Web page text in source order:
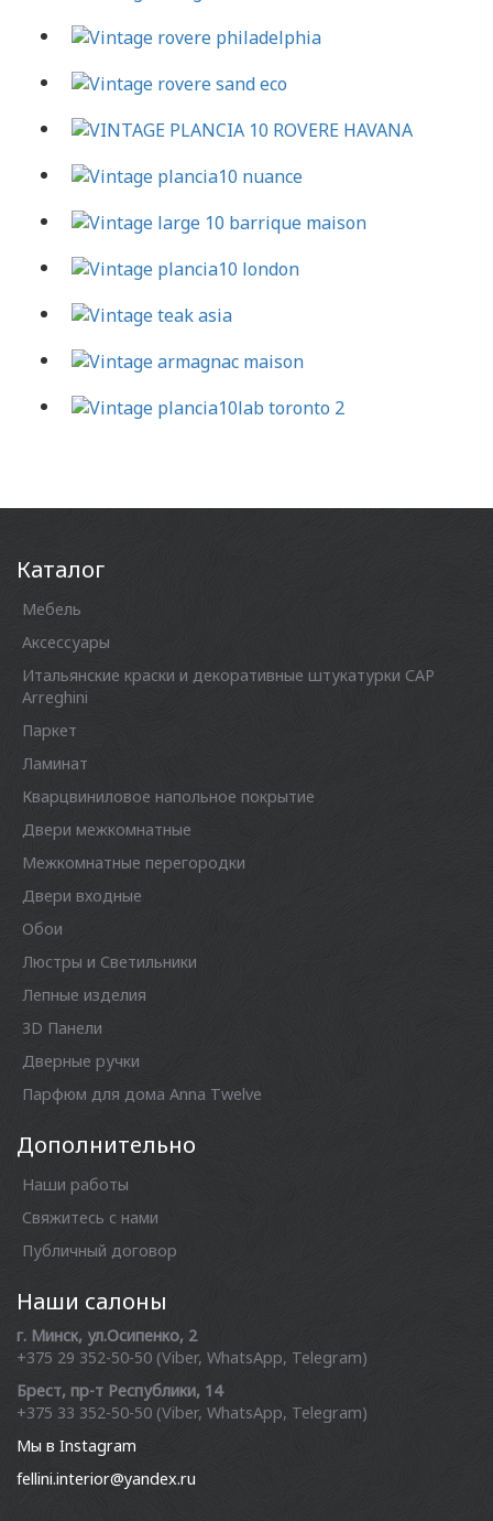
Каталог
Мебель
Аксессуары
Итальянские краски и декоративные штукатурки CAP
Arreghini
Паркет
Ламинат
Кварцвиниловое напольное покрытие
Двери межкомнатные
Межкомнатные перегородки
Двери входные
Обои
Люстры и Светильники
Лепные изделия
3D Панели
Дверные ручки
Парфюм для дома Anna Twelve
Дополнительно
Наши работы
Свяжитесь с нами
Публичный договор
Наши салоны
г. Минск, ул.Осипенко, 2
+375 29 352-50-50 (Viber, WhatsApp, Telegram)
Брест, пр-т Республики, 14
+375 33 352-50-50 (Viber, WhatsApp, Telegram)
Мы в Instagram
fellini.interior@yandex.ru